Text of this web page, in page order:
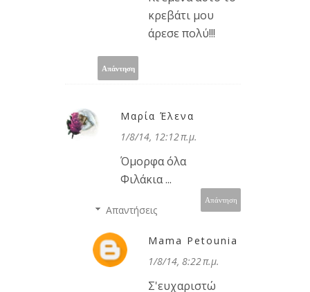
κρεβάτι μου
άρεσε πολύ!!!
Απάντηση
Μαρία Έλενα
1/8/14, 12:12 π.μ.
Όμορφα όλα
Φιλάκια ...
Απάντηση
Απαντήσεις
Mama Petounia
1/8/14, 8:22 π.μ.
Σ'ευχαριστώ